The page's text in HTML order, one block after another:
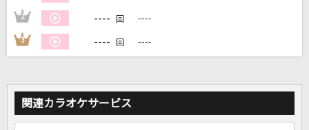
2 ---- 回 ----
3 ---- 回 ----
関連カラオケサービス